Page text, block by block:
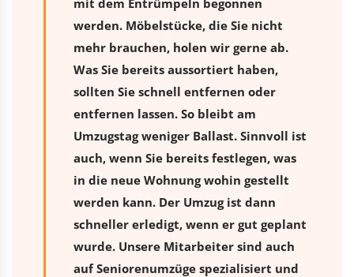
werden. Möbelstücke, die Sie nicht
mehr brauchen, holen wir gerne ab.
Was Sie bereits aussortiert haben,
sollten Sie schnell entfernen oder
entfernen lassen. So bleibt am
Umzugstag weniger Ballast. Sinnvoll ist
auch, wenn Sie bereits festlegen, was
in die neue Wohnung wohin gestellt
werden kann. Der Umzug ist dann
schneller erledigt, wenn er gut geplant
wurde. Unsere Mitarbeiter sind auch
auf Seniorenumzüge spezialisiert und